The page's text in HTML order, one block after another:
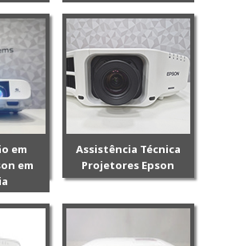
em
em
Assistência Técnica
Projetores Epson